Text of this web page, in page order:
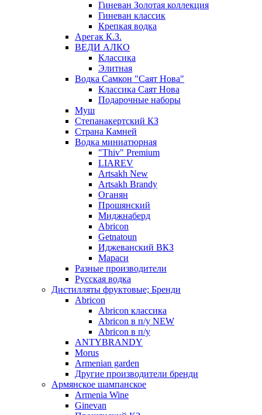
Гиневан Золотая коллекция
Гиневан классик
Крепкая водка
Арегак К.З.
ВЕДИ АЛКО
Классика
Элитная
Водка Самкон "Саят Нова"
Классика Саят Нова
Подарочные наборы
Муш
Степанакертский КЗ
Страна Камней
Водка миниатюрная
"Thiv" Premium
LIAREV
Artsakh New
Artsakh Brandy
Оганян
Прошянский
Миджнаберд
Abricon
Getnatoun
Иджеванский ВКЗ
Мараси
Разные производители
Русская водка
Дистилляты фруктовые; Бренди
Abricon
Abricon классика
Abricon в п/у NEW
Abricon в п/у
ANTYBRANDY
Morus
Armenian garden
Другие производители бренди
Армянское шампанское
Armenia Wine
Ginevan